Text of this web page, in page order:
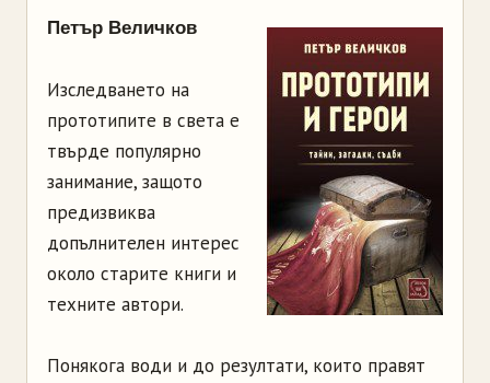
Петър Величков
Изследването на
прототипите в света е
твърде популярно
занимание, защото
предизвиква
допълнителен интерес
около старите книги и
техните автори.
Понякога води и до резултати, които правят